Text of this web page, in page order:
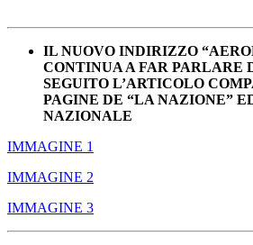
IL NUOVO INDIRIZZO
CONTINUA A FAR PARLARE
SEGUITO L’ARTICOLO
PAGINE DE “LA NAZIONE”
NAZIONALE
IMMAGINE 1
IMMAGINE 2
IMMAGINE 3